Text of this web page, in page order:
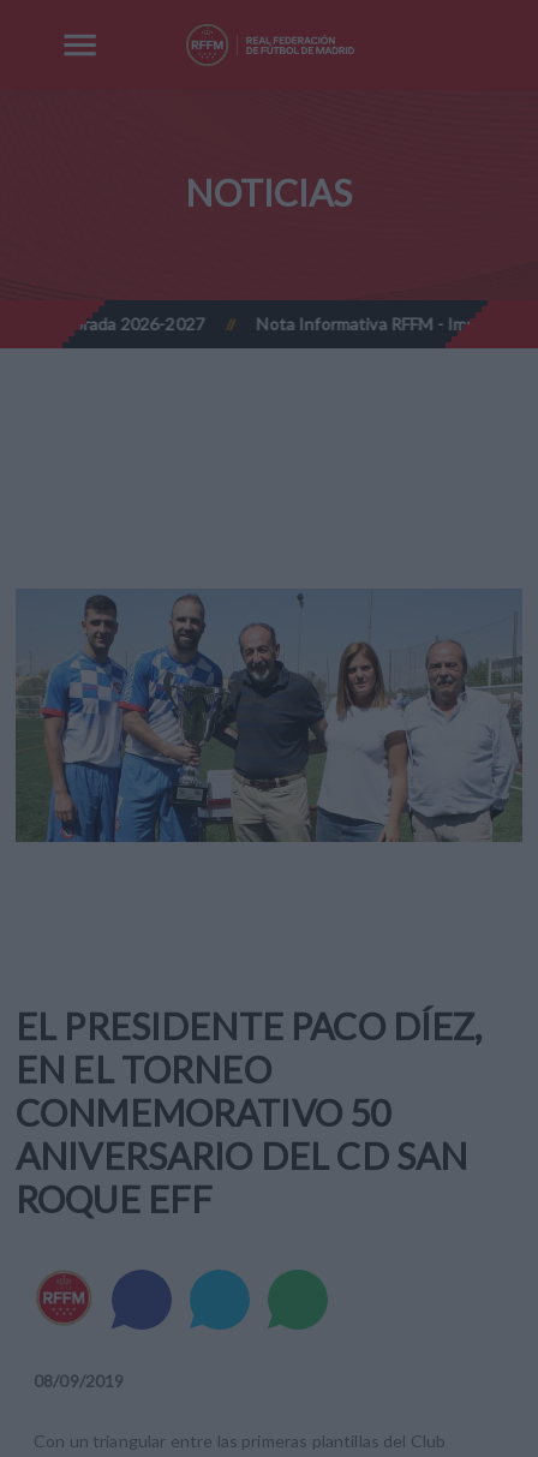
NOTICIAS
// Nota Informativa RFFM - Implantación progresiva de
EL PRESIDENTE PACO DÍEZ,
EN EL TORNEO
CONMEMORATIVO 50
ANIVERSARIO DEL CD SAN
ROQUE EFF
08/09/2019
Con un triangular entre las primeras plantillas del Club